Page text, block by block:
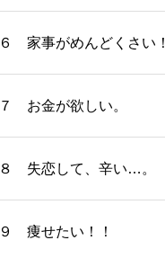
６ 家事がめんどくさい！
７ お金が欲しい。
８ 失恋して、辛い…。
９ 痩せたい！！